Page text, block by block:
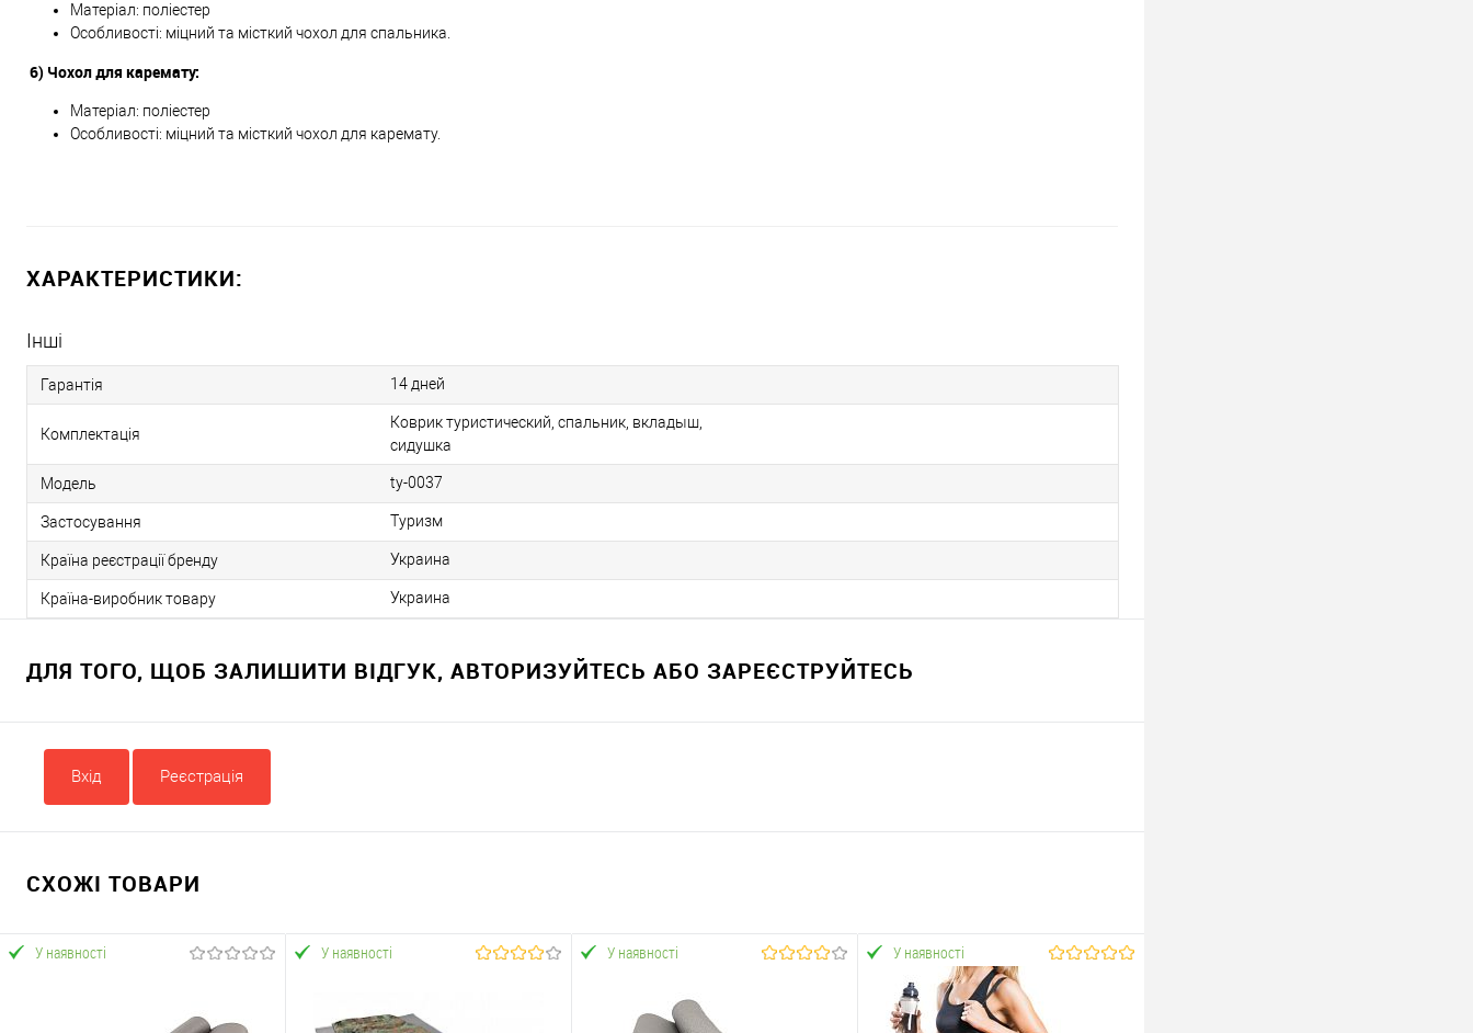
Матеріал: поліестер
Особливості: міцний та місткий чохол для спальника.
6) Чохол для каремату:
Матеріал: поліестер
Особливості: міцний та місткий чохол для каремату.
ХАРАКТЕРИСТИКИ:
Інші
Гарантія 14 дней
Комплектація
Коврик туристический, спальник, вкладыш,
сидушка
Модель ty-0037
Застосування Туризм
Країна реєстрації бренду Украина
Країна-виробник товару Украина
ДЛЯ ТОГО, ЩОБ ЗАЛИШИТИ ВІДГУК, АВТОРИЗУЙТЕСЬ АБО ЗАРЕЄСТРУЙТЕСЬ
Вхід Реєстрація
СХОЖІ ТОВАРИ
У наявності У наявності У наявності У наявності